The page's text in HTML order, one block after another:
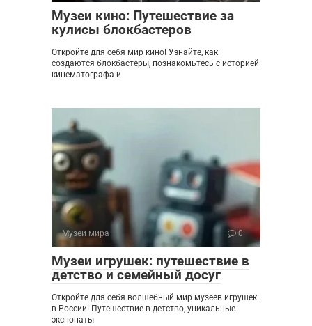
Музеи кино: Путешествие за
кулисы блокбастеров
Откройте для себя мир кино! Узнайте, как
создаются блокбастеры, познакомьтесь с историей
кинематографа и
Музеи мира 0
Музеи игрушек: путешествие в
детство и семейный досуг
Откройте для себя волшебный мир музеев игрушек
в России! Путешествие в детство, уникальные
экспонаты